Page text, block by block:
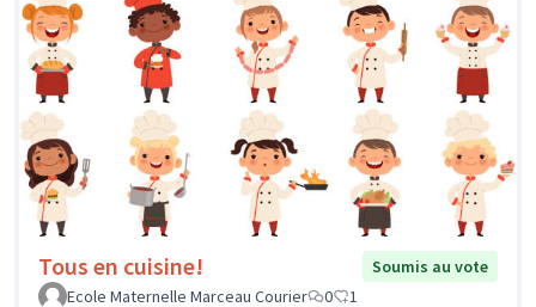
Tous en cuisine!
Soumis au vote
Ecole Maternelle Marceau Courier
0 1